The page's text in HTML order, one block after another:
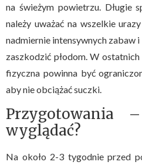
na świeżym powietrzu. Długie
należy uważać na wszelkie
nadmiernie intensywnych zabaw
zaszkodzić płodom. W
fizyczna powinna być
aby nie obciążać suczki.
Przygotowania
wyglądać?
Na około 2-3 tygodnie przed